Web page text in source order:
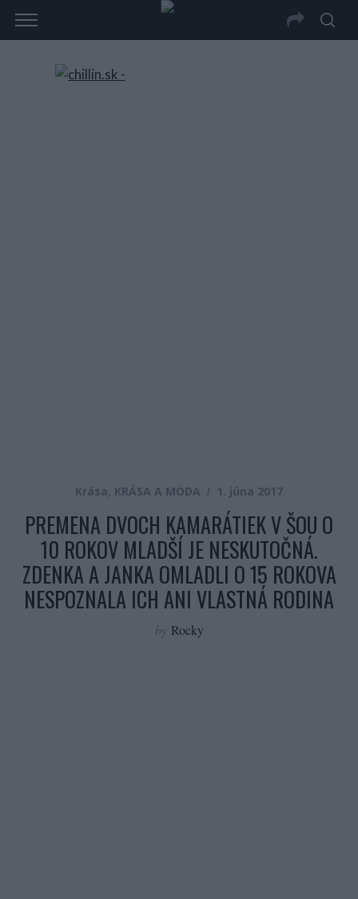
Krása, KRÁSA A MÓDA 1. júna 2017
PREMENA DVOCH KAMARÁTIEK V ŠOU O
10 ROKOV MLADŠÍ JE NESKUTOČNÁ.
ZDENKA A JANKA OMLADLI O 15 ROKOVA
NESPOZNALA ICH ANI VLASTNÁ RODINA
by Rocky